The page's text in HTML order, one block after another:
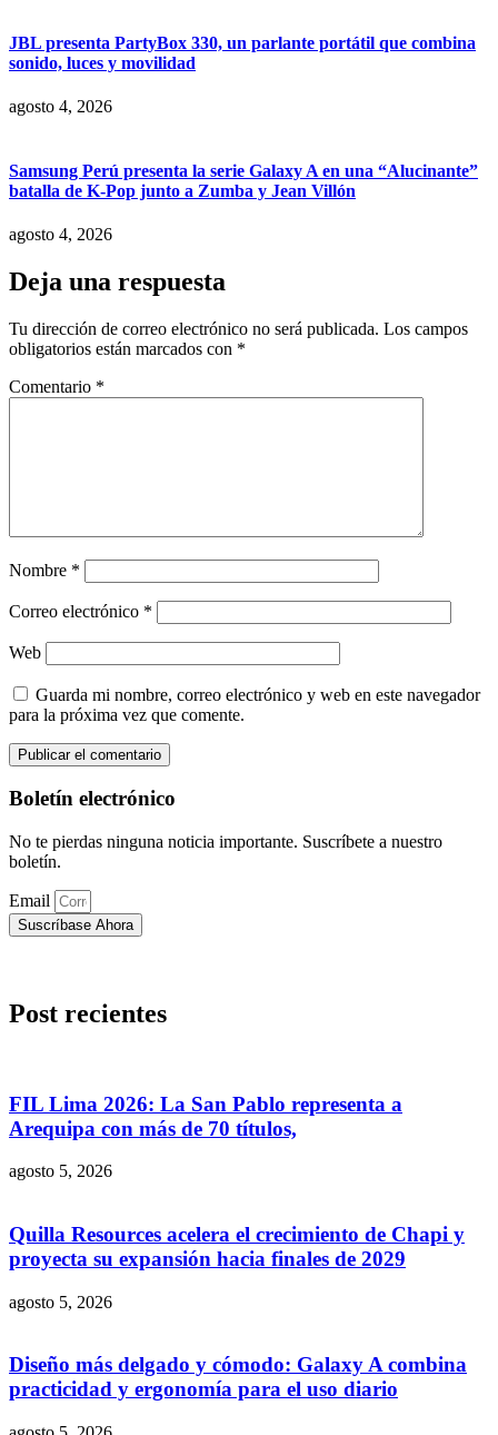
JBL presenta PartyBox 330, un parlante portátil que combina
sonido, luces y movilidad
agosto 4, 2026
Samsung Perú presenta la serie Galaxy A en una “Alucinante”
batalla de K-Pop junto a Zumba y Jean Villón
agosto 4, 2026
Deja una respuesta
Tu dirección de correo electrónico no será publicada. Los campos
obligatorios están marcados con *
Comentario *
Nombre *
Correo electrónico *
Web
Guarda mi nombre, correo electrónico y web en este navegador
para la próxima vez que comente.
Boletín electrónico
No te pierdas ninguna noticia importante. Suscríbete a nuestro
boletín.
Email
Suscríbase Ahora
Post recientes
FIL Lima 2026: La San Pablo representa a
Arequipa con más de 70 títulos,
agosto 5, 2026
Quilla Resources acelera el crecimiento de Chapi y
proyecta su expansión hacia finales de 2029
agosto 5, 2026
Diseño más delgado y cómodo: Galaxy A combina
practicidad y ergonomía para el uso diario